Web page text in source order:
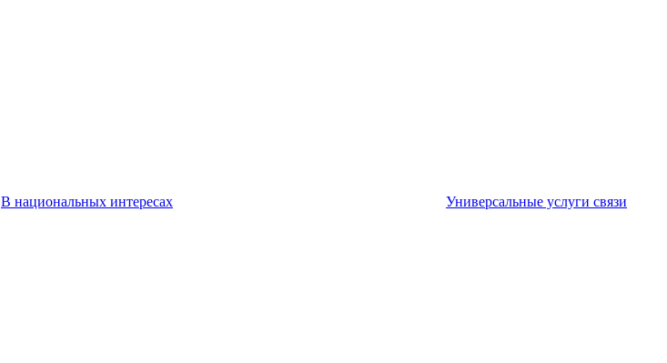
В национальных интересах Универсальные услуги связи